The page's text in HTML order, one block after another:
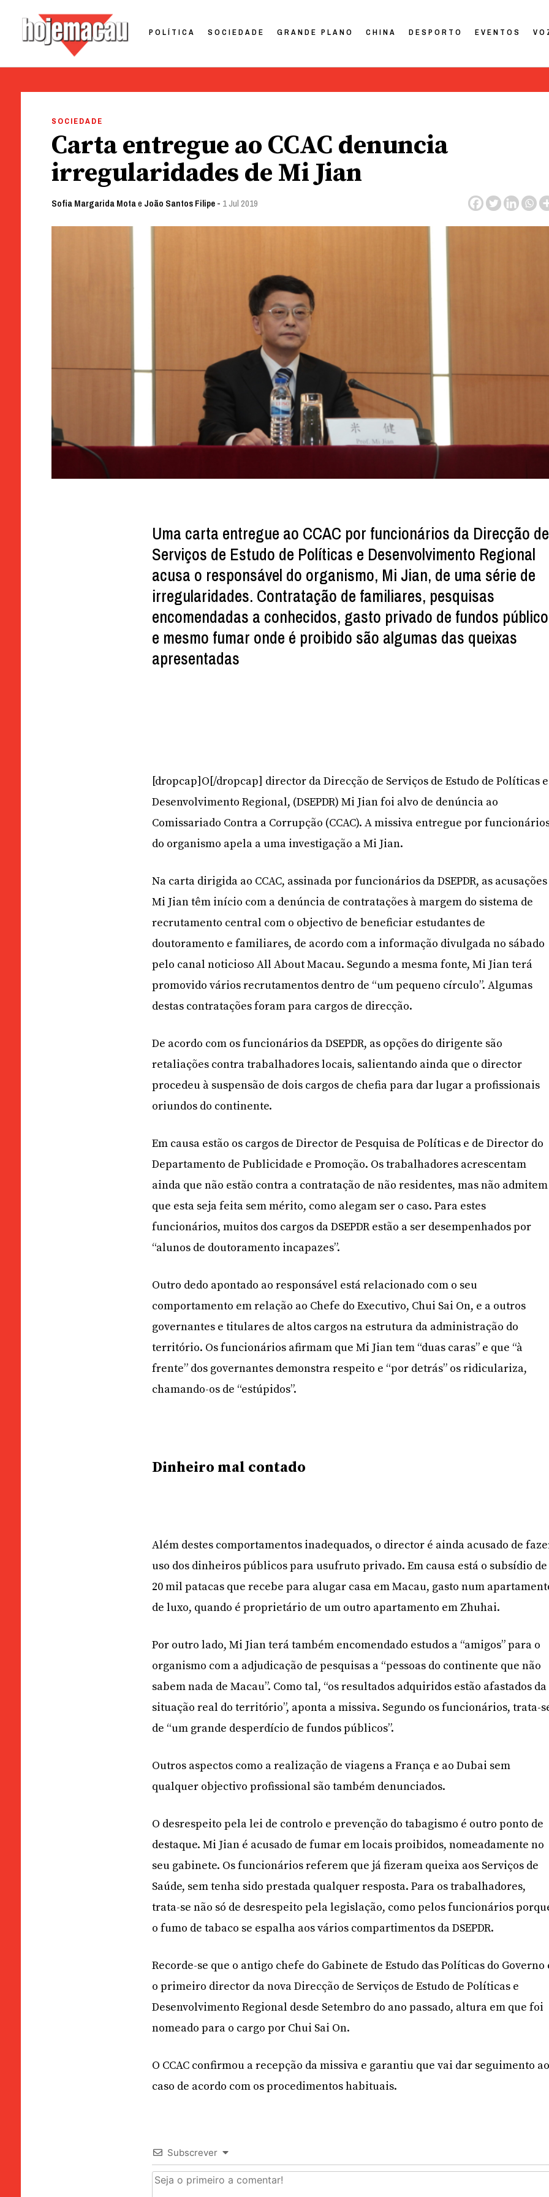
POLÍTICA SOCIEDADE GRANDE PLANO CHINA DESPORTO EVENTOS
SOCIEDADE
Carta entregue ao CCAC denuncia
irregularidades de Mi Jian
Sofia Margarida Motae João Santos Filipe- 1 Jul 2019
Uma carta entregue ao CCAC por funcionários da Direcção de
Serviços de Estudo de Políticas e Desenvolvimento Regional
acusa o responsável do organismo, Mi Jian, de uma série de
irregularidades. Contratação de familiares, pesquisas
encomendadas a conhecidos, gasto privado de fundos
e mesmo fumar onde é proibido são algumas das queixas
apresentadas
[dropcap]O[/dropcap] director da Direcção de Serviços de Estudo de Políticas e
Desenvolvimento Regional, (DSEPDR) Mi Jian foi alvo de denúncia ao
Comissariado Contra a Corrupção (CCAC). A missiva entregue por
do organismo apela a uma investigação a Mi Jian.
Na carta dirigida ao CCAC, assinada por funcionários da DSEPDR, as
Mi Jian têm início com a denúncia de contratações à margem do sistema de
recrutamento central com o objectivo de beneficiar estudantes de
doutoramento e familiares, de acordo com a informação divulgada no sábado
pelo canal noticioso All About Macau. Segundo a mesma fonte, Mi Jian terá
promovido vários recrutamentos dentro de “um pequeno círculo”. Algumas
destas contratações foram para cargos de direcção.
De acordo com os funcionários da DSEPDR, as opções do dirigente são
retaliações contra trabalhadores locais, salientando ainda que o director
procedeu à suspensão de dois cargos de chefia para dar lugar a profissionais
oriundos do continente.
Em causa estão os cargos de Director de Pesquisa de Políticas e de Director do
Departamento de Publicidade e Promoção. Os trabalhadores acrescentam
ainda que não estão contra a contratação de não residentes, mas não admitem
que esta seja feita sem mérito, como alegam ser o caso. Para estes
funcionários, muitos dos cargos da DSEPDR estão a ser desempenhados por
“alunos de doutoramento incapazes”.
Outro dedo apontado ao responsável está relacionado com o seu
comportamento em relação ao Chefe do Executivo, Chui Sai On, e a outros
governantes e titulares de altos cargos na estrutura da administração do
território. Os funcionários afirmam que Mi Jian tem “duas caras” e que “à
frente” dos governantes demonstra respeito e “por detrás” os ridiculariza,
chamando-os de “estúpidos”.
Dinheiro mal contado
Além destes comportamentos inadequados, o director é ainda acusado de
uso dos dinheiros públicos para usufruto privado. Em causa está o subsídio de
20 mil patacas que recebe para alugar casa em Macau, gasto num
de luxo, quando é proprietário de um outro apartamento em Zhuhai.
Por outro lado, Mi Jian terá também encomendado estudos a “amigos” para o
organismo com a adjudicação de pesquisas a “pessoas do continente que não
sabem nada de Macau”. Como tal, “os resultados adquiridos estão afastados da
situação real do território”, aponta a missiva. Segundo os funcionários, trata-
de “um grande desperdício de fundos públicos”.
Outros aspectos como a realização de viagens a França e ao Dubai sem
qualquer objectivo profissional são também denunciados.
O desrespeito pela lei de controlo e prevenção do tabagismo é outro ponto de
destaque. Mi Jian é acusado de fumar em locais proibidos, nomeadamente no
seu gabinete. Os funcionários referem que já fizeram queixa aos Serviços de
Saúde, sem tenha sido prestada qualquer resposta. Para os trabalhadores,
trata-se não só de desrespeito pela legislação, como pelos funcionários
o fumo de tabaco se espalha aos vários compartimentos da DSEPDR.
Recorde-se que o antigo chefe do Gabinete de Estudo das Políticas do Governo
o primeiro director da nova Direcção de Serviços de Estudo de Políticas e
Desenvolvimento Regional desde Setembro do ano passado, altura em que foi
nomeado para o cargo por Chui Sai On.
O CCAC confirmou a recepção da missiva e garantiu que vai dar seguimento
caso de acordo com os procedimentos habituais.
Subscrever